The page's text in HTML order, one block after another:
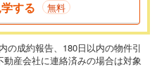
としています。
万円
する 無料
の成約報告、180日以内の物件引
産会社に連絡済みの場合は対象